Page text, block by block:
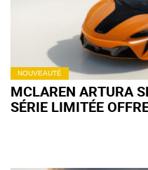
NOUVEAUTÉ
MCLAREN ARTURA
SÉRIE LIMITÉE